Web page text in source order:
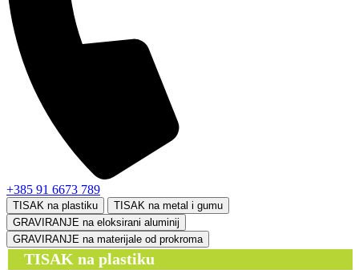
+385 91 6673 789
TISAK na plastiku
TISAK na metal i gumu
GRAVIRANJE na eloksirani aluminij
GRAVIRANJE na materijale od prokroma
TISAK na plastiku